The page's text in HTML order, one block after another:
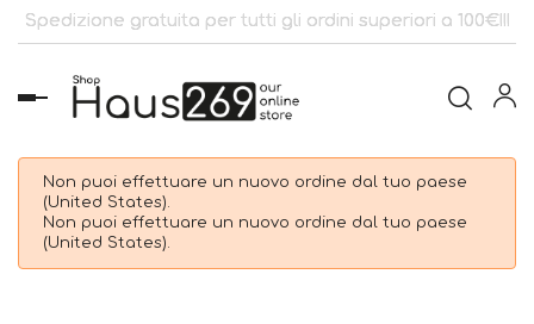
Spedizione gratuita per tutti gli ordini superiori a 100€!!!
navigazione
Non puoi effettuare un nuovo ordine dal tuo paese
(United States).
Non puoi effettuare un nuovo ordine dal tuo paese
(United States).